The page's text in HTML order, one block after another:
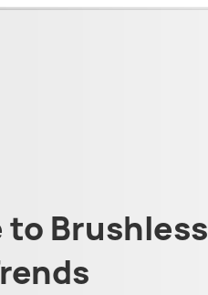
to Brushless